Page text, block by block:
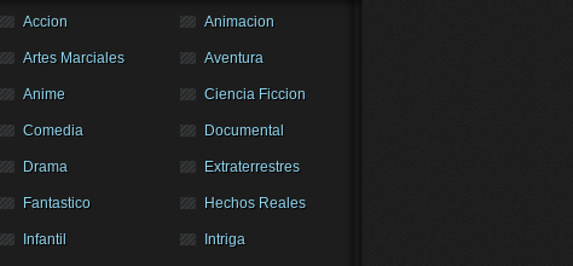
Accion Animacion
Artes Marciales Aventura
Anime Ciencia Ficcion
Comedia Documental
Drama Extraterrestres
Fantastico Hechos Reales
Infantil Intriga